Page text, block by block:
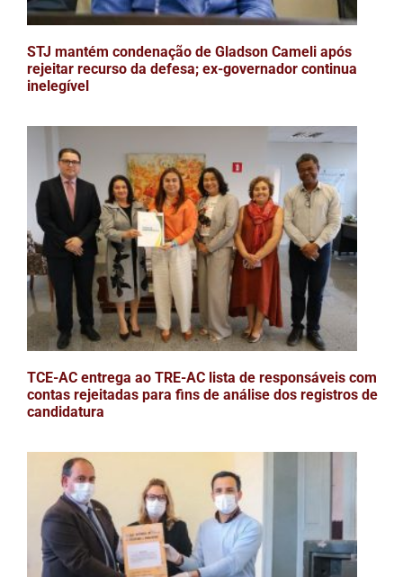
STJ mantém condenação de Gladson Cameli após
rejeitar recurso da defesa; ex-governador continua
inelegível
TCE-AC entrega ao TRE-AC lista de responsáveis com
contas rejeitadas para fins de análise dos registros de
candidatura